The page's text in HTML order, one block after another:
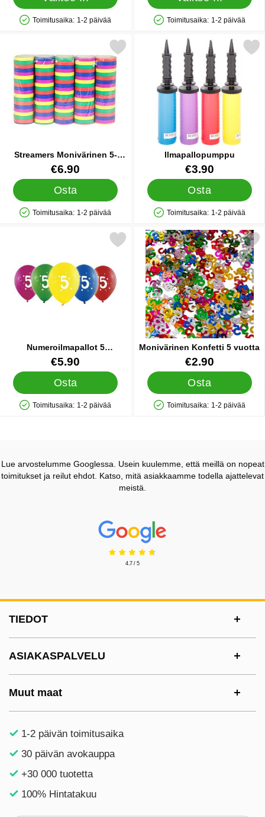
Saatavuus: Varastossa
Toimitusaika: 1-2 päivää
Saatavuus: Varastossa
Toimitusaika: 1-2 päivää
Streamers Monivärinen 5-
pakkaus
Tuote.nro 34213
€6.90
Osta
Saatavuus: Varastossa
Toimitusaika: 1-2 päivää
Merkitse streamers Monivärinen 5-pakkaus suosikiksi
Ilmapallopumppu
Tuote.nro 9838€3.90
Osta
Saatavuus: Varastossa
Toimitusaika: 1-2 päivää
Merkitse
Numeroilmapallot 5
Värivalikoima
Tuote.nro 33319
€5.90
Osta
Saatavuus: Varastossa
Toimitusaika: 1-2 päivää
Merkitse numeroilmapallot 5 Värivalikoima suosikiksi
Monivärinen Konfetti 5 vuotta
Tuote.nro 41041
€2.90
Osta
Saatavuus: Varastossa
Toimitusaika: 1-2 päivää
Merkitse monivärinen
Lue arvostelumme Googlessa. Usein kuulemme, että meillä on nopeat
toimitukset ja reilut ehdot. Katso, mitä asiakkaamme todella ajattelevat
meistä.
Prisjakt Arvostelu: 4.7 Tähdet
4.7 / 5
TIEDOT
ASIAKASPALVELU
Muut maat
1-2 päivän toimitusaika
30 päivän avokauppa
+30 000 tuotetta
100% Hintatakuu